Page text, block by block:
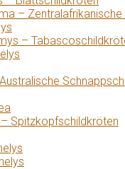
–
–
Spitzkopfschildkröten